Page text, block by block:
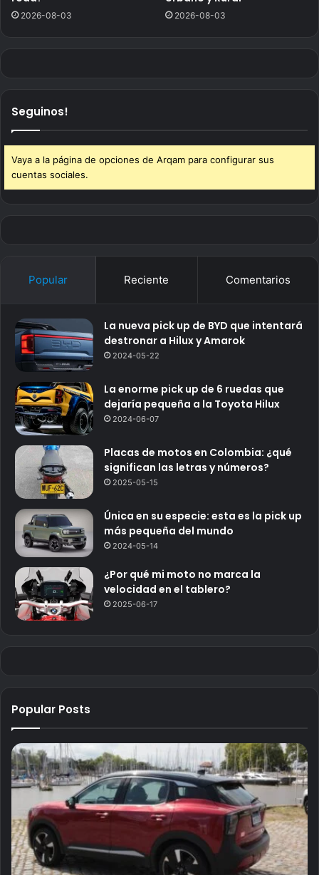
2026-08-03 2026-08-03
Seguinos!
Vaya a la página de opciones de Arqam para configurar sus
cuentas sociales.
Popular Reciente Comentarios
La nueva pick up de BYD que intentará
destronar a Hilux y Amarok
2024-05-22
La enorme pick up de 6 ruedas que
dejaría pequeña a la Toyota Hilux
2024-06-07
Placas de motos en Colombia: ¿qué
significan las letras y números?
2025-05-15
Única en su especie: esta es la pick up
más pequeña del mundo
2024-05-14
¿Por qué mi moto no marca la
velocidad en el tablero?
2025-06-17
Popular Posts